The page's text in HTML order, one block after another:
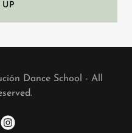
Dance School - All